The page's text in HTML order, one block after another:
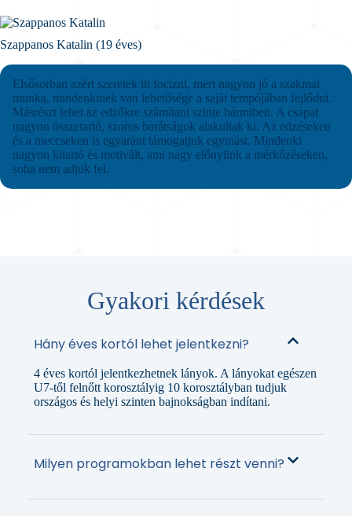
Szappanos Katalin (19 éves)
Elsősorban azért szeretek itt focizni, mert nagyon jó a szakmai
munka, mindenkinek van lehetősége a saját tempójában fejlődni.
Másrészt lehet az edzőkre számítani szinte bármiben. A csapat
nagyon összetartó, szoros barátságok alakultak ki. Az edzéseken
és a meccseken is egyaránt támogatjuk egymást. Mindenki
nagyon kitartó és motivált, ami nagy előnyünk a mérkőzéseken,
soha nem adjuk fel.
Gyakori kérdések
Hány éves kortól lehet jelentkezni?
4 éves kortól jelentkezhetnek lányok. A lányokat egészen
U7-től felnőtt korosztályig 10 korosztályban tudjuk
országos és helyi szinten bajnokságban indítani.
Milyen programokban lehet részt venni?